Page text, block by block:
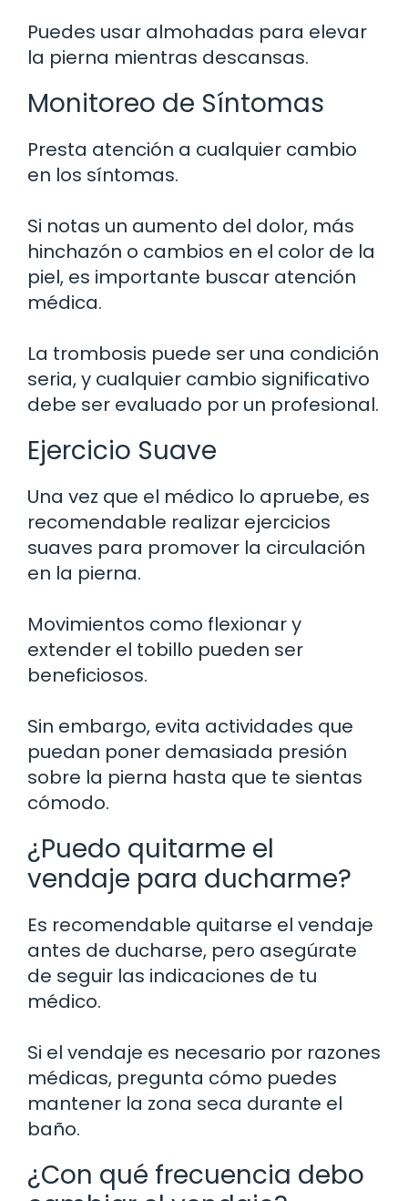
Puedes usar almohadas para elevar
la pierna mientras descansas.
Monitoreo de Síntomas
Presta atención a cualquier cambio
en los síntomas.
Si notas un aumento del dolor, más
hinchazón o cambios en el color de la
piel, es importante buscar atención
médica.
La trombosis puede ser una condición
seria, y cualquier cambio significativo
debe ser evaluado por un profesional.
Ejercicio Suave
Una vez que el médico lo apruebe, es
recomendable realizar ejercicios
suaves para promover la circulación
en la pierna.
Movimientos como flexionar y
extender el tobillo pueden ser
beneficiosos.
Sin embargo, evita actividades que
puedan poner demasiada presión
sobre la pierna hasta que te sientas
cómodo.
¿Puedo quitarme el
vendaje para ducharme?
Es recomendable quitarse el vendaje
antes de ducharse, pero asegúrate
de seguir las indicaciones de tu
médico.
Si el vendaje es necesario por razones
médicas, pregunta cómo puedes
mantener la zona seca durante el
baño.
¿Con qué frecuencia debo